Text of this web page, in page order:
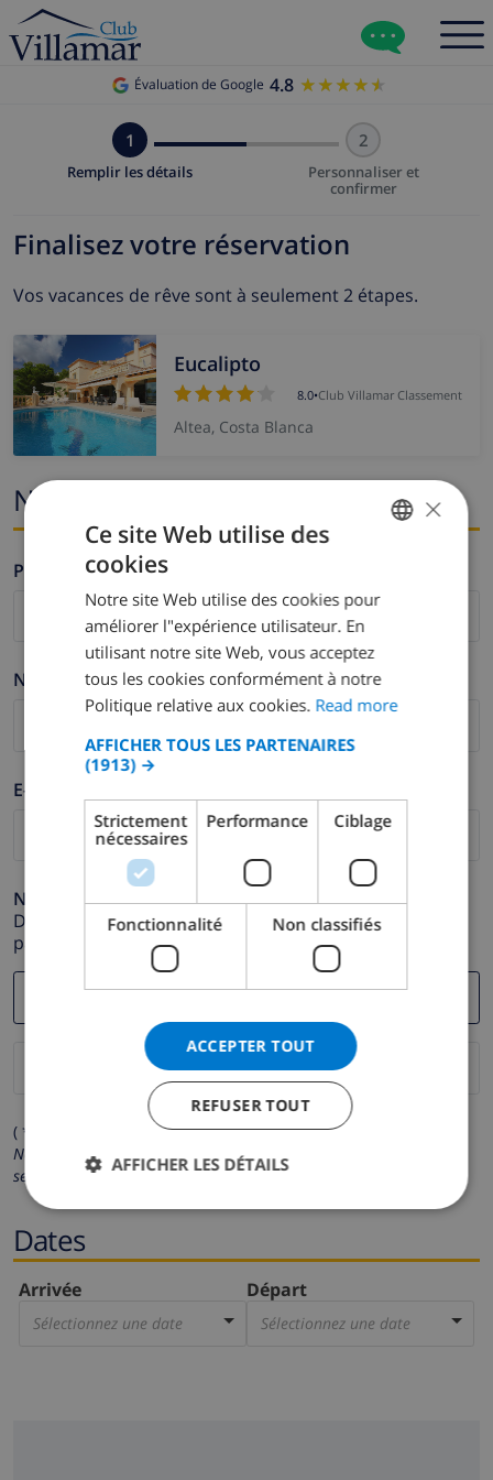
Évaluation de Google 4.8 ★★★★★
★★★★★
1
Remplir les détails
2
Personnaliser et
confirmer
Finalisez votre réservation
Vos vacances de rêve sont à seulement 2 étapes.
Eucalipto
8.0•Club Villamar Classement
Altea, Costa Blanca
Nom et adresse e-mail
Prénom *
Nom de famille *
E-mail *
Numéro de téléphone *
Dans le cas où votre adresse e-mail ne fonctionnerait
pas correctement.
( * Les champs avec un astérisque sont obligatoires )
Nous respectons votre vie privée.Vos données personnelles ne
seront pas communiquées à des tiers.
Dates
Arrivée
Sélectionnez une date
Départ
Sélectionnez une date
DUTCH
SPANISH
GERMAN
CATALAN
DANISH
NORWEGIAN
×
Ce site Web utilise des
cookies
Notre site Web utilise des cookies pour
améliorer l"expérience utilisateur. En
utilisant notre site Web, vous acceptez
tous les cookies conformément à notre
Politique relative aux cookies. Read more
AFFICHER TOUS LES PARTENAIRES
(1913) →
Strictement
nécessaires
Performance Ciblage
Fonctionnalité Non classifiés
ACCEPTER TOUT
REFUSER TOUT
AFFICHER LES DÉTAILS